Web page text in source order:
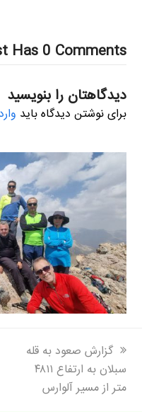
Has 0 Comments
دیدگاهتان را بنویسید
برای نوشتن دیدگاه باید
previous
post:
گزارش صعود به قله
سبلان به ارتفاع ۴۸۱۱
متر از مسیر آلوارس